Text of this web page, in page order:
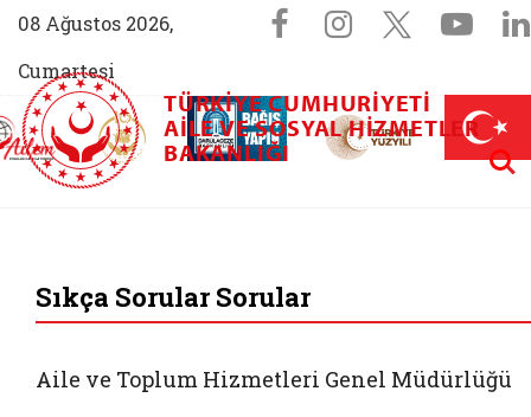
08 Ağustos 2026,
Cumartesi
Sosyal
Facebook
Instagram
X
Aile (yeni sekmede açılır)
AİLEM İletişim Merkezi (yeni sekmede açılır)
Aile ve Nüfus On Yılı (yeni sekmede açılır)
Darülaceze bağış sayfası (yeni
TÜRKIYE CUMHURIYETI
AILE VE SOSYAL HIZMETLER
BAKANLIĞI
Sıkça Sorular Sorular
Aile ve Toplum Hizmetleri Genel Müdürlüğü